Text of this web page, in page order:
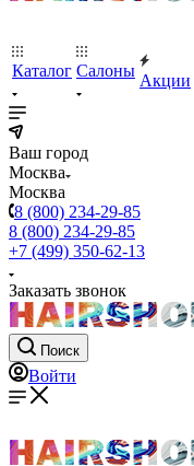
Каталог Салоны
Акции
Ваш город
Москва
Москва
8 (800) 234-29-85
8 (800) 234-29-85
+7 (499) 350-62-13
Заказать звонок
Поиск
Войти